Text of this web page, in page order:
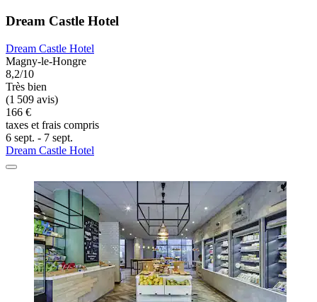
Dream Castle Hotel
Dream Castle Hotel
Magny-le-Hongre
8,2/10
Très bien
(1 509 avis)
166 €
taxes et frais compris
6 sept. - 7 sept.
Dream Castle Hotel